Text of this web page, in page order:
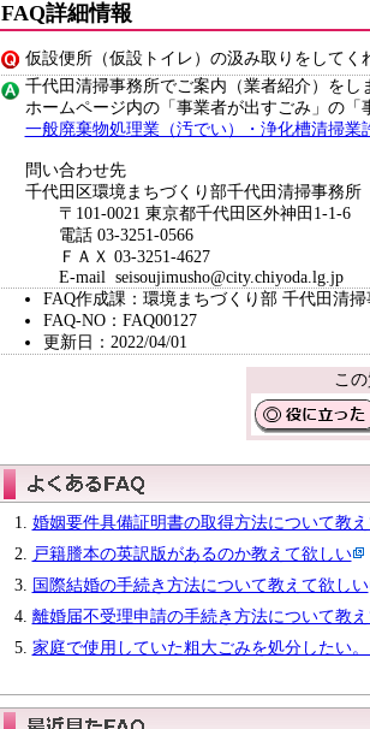
FAQ詳細情報
仮設便所（仮設トイレ）の汲み取りをしてく
千代田清掃事務所でご案内（業者紹介）をし
ホームページ内の「事業者が出すごみ」の「
一般廃棄物処理業（汚でい）・浄化槽清掃業
問い合わせ先
千代田区環境まちづくり部千代田清掃事務所
〒101-0021 東京都千代田区外神田1-1-6
電話 03-3251-0566
ＦＡＸ 03-3251-4627
E-mail seisoujimusho@city.chiyoda.lg.jp
FAQ作成課：環境まちづくり部 千代田清掃
FAQ-NO：FAQ00127
更新日：2022/04/01
こ
婚姻要件具備証明書の取得方法について教
戸籍謄本の英訳版があるのか教えて欲しい
国際結婚の手続き方法について教えて欲しい
離婚届不受理申請の手続き方法について教
家庭で使用していた粗大ごみを処分したい。